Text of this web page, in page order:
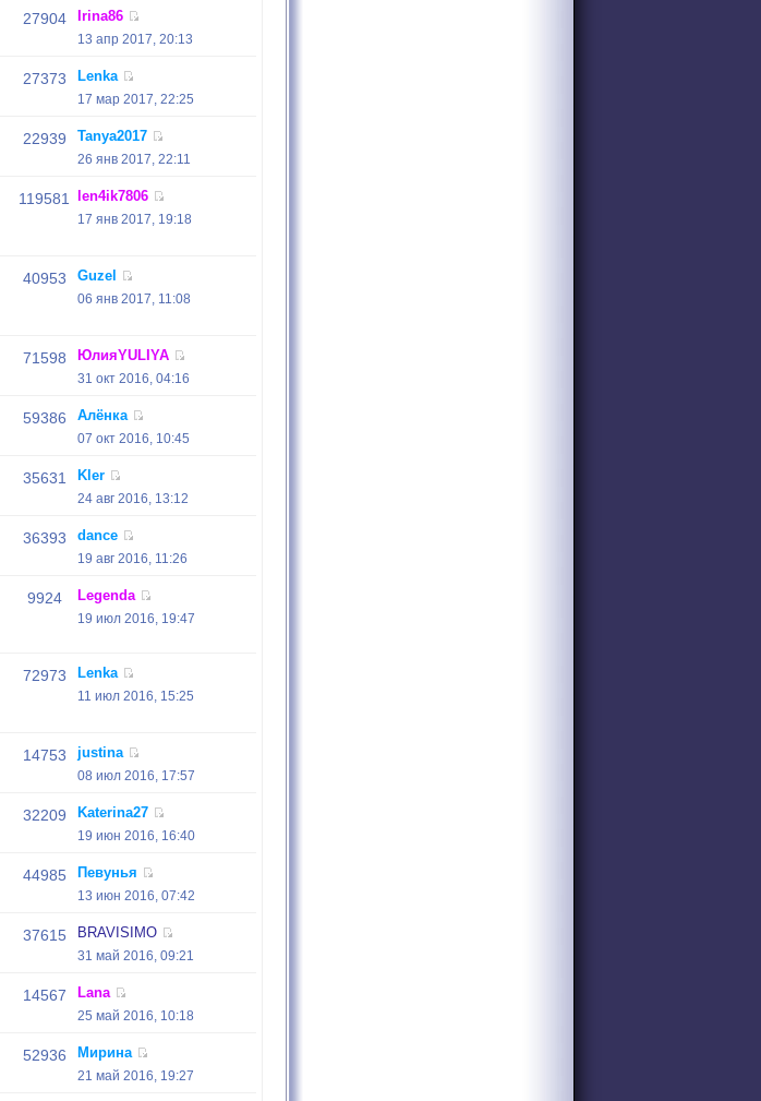
27904 Irina86
13 апр 2017, 20:13
27373 Lenka
17 мар 2017, 22:25
22939 Tanya2017
26 янв 2017, 22:11
119581 len4ik7806
17 янв 2017, 19:18
40953 Guzel
06 янв 2017, 11:08
71598 ЮлияYULIYA
31 окт 2016, 04:16
59386 Алёнка
07 окт 2016, 10:45
35631 Kler
24 авг 2016, 13:12
36393 dance
19 авг 2016, 11:26
9924 Legenda
19 июл 2016, 19:47
72973 Lenka
11 июл 2016, 15:25
14753 justina
08 июл 2016, 17:57
32209 Katerina27
19 июн 2016, 16:40
44985 Певунья
13 июн 2016, 07:42
37615 BRAVISIMO
31 май 2016, 09:21
14567 Lana
25 май 2016, 10:18
52936 Мирина
21 май 2016, 19:27